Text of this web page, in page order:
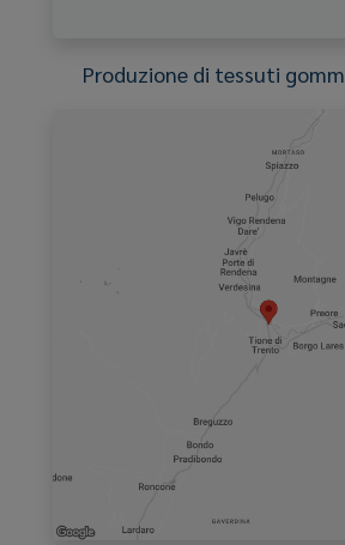
Produzione di tessuti